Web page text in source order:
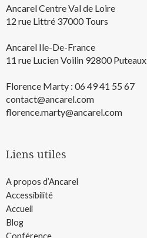
Ancarel Centre Val de Loire
12 rue Littré 37000 Tours
Ancarel Ile-De-France
11 rue Lucien Voilin 92800 Puteaux
Florence Marty : 06 49 41 55 67
contact@ancarel.com
florence.marty@ancarel.com
Liens utiles
A propos d’Ancarel
Accessibilité
Accueil
Blog
Conférence